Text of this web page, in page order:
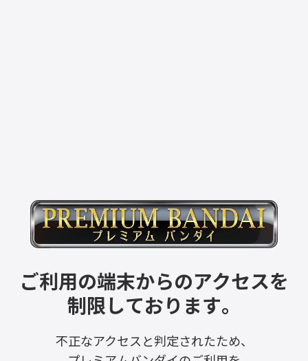
ご利用の端末からのアクセスを
制限しております。
不正なアクセスと判定されたため、